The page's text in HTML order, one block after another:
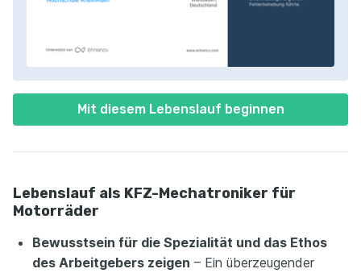
Mit diesem Lebenslauf beginnen
Lebenslauf als KFZ-Mechatroniker für
Motorräder
Bewusstsein für die Spezialität und das Ethos
des Arbeitgebers zeigen – Ein überzeugender